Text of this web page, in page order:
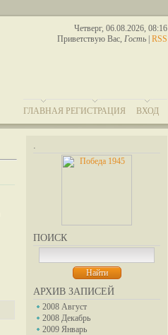
Четверг, 06.08.2026, 08:16
Приветствую Вас, Гость RSS
ГЛАВНАЯ РЕГИСТРАЦИЯ ВХОД
.
ПОИСК
АРХИВ ЗАПИСЕЙ
2008 Август
2008 Декабрь
2009 Январь